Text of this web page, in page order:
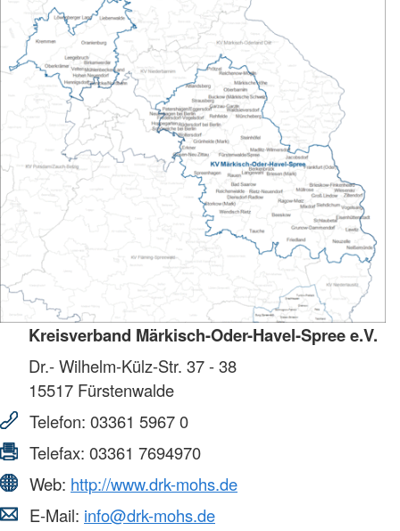
Kreisverband Märkisch-Oder-Havel-Spree e.V.
Dr.- Wilhelm-Külz-Str. 37 - 38
15517 Fürstenwalde
Telefon: 03361 5967 0
Telefax: 03361 7694970
Web: http://www.drk-mohs.de
E-Mail: info@drk-mohs.de